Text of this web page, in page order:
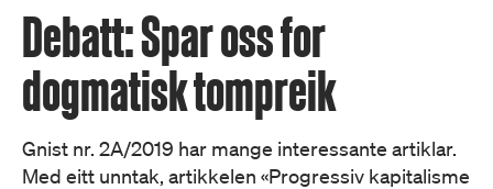
Debatt: Spar oss for
dogmatisk tompreik
Gnist nr. 2A/2019 har mange interessante artiklar.
Med eitt unntak, artikkelen «Progressiv kapitalisme